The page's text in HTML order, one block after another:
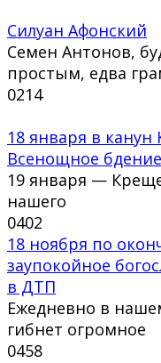
Силуан Афонский
Семен Антонов,
простым, едва
0214
18 января в
Всенощное
19 января —
нашего
0402
18 ноября по
заупокойное
в ДТП
Ежедневно в
гибнет огромное
0458